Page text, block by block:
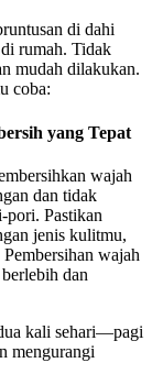
di dahi
rumah. Tidak
mudah dilakukan.
coba:
yang Tepat
wajah
dan tidak
pori. Pastikan
jenis kulitmu,
wajah
dan
kali sehari—pagi
mengurangi